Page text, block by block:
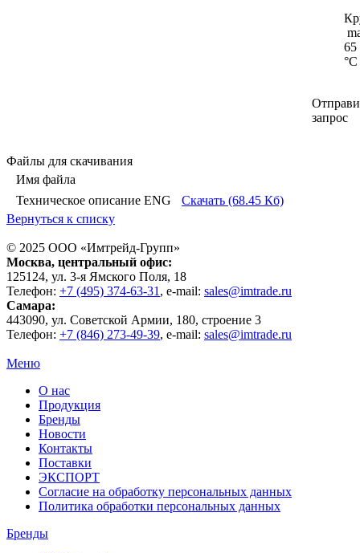
65
°C
запрос
Файлы для скачивания
Имя файла
Техническое описание ENG
Скачать (68.45 Кб)
Вернуться к списку
© 2025 ООО «Имтрейд-Групп»
Москва, центральный офис:
125124, ул. 3-я Ямского Поля, 18
Телефон: +7 (495) 374-63-31, e-mail: sales@imtrade.ru
Самара:
443090, ул. Советской Армии, 180, строение 3
Телефон: +7 (846) 273-49-39, e-mail: sales@imtrade.ru
Меню
О нас
Продукция
Бренды
Новости
Контакты
Поставки
ЭКСПОРТ
Согласие на обработку персональных данных
Политика обработки персональных данных
Бренды